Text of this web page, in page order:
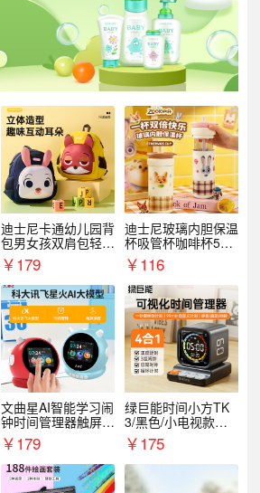
迪士尼卡通幼儿园背
包男女孩双肩包轻便
可爱小背包B20107
￥179
迪士尼玻璃内胆保温
杯吸管杯咖啡杯530
MLH15135
￥116
文曲星AI智能学习闹
钟时间管理器触屏N
1pro
￥179
绿巨能时间小方TK
3/黑色/小电视款【T
K3】
￥175